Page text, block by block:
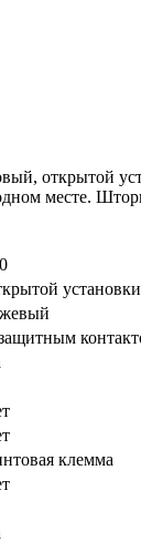
открытой
месте.
установки
клемма